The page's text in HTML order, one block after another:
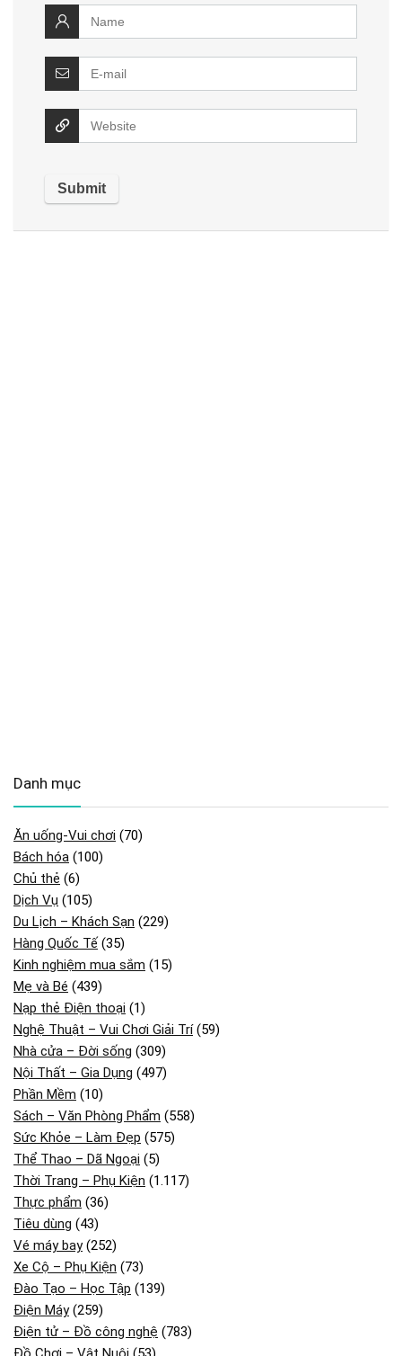
Danh mục
Ăn uống-Vui chơi (70)
Bách hóa (100)
Chủ thẻ (6)
Dịch Vụ (105)
Du Lịch – Khách Sạn (229)
Hàng Quốc Tế (35)
Kinh nghiệm mua sắm (15)
Mẹ và Bé (439)
Nạp thẻ Điện thoại (1)
Nghệ Thuật – Vui Chơi Giải Trí(59)
Nhà cửa – Đời sống (309)
Nội Thất – Gia Dụng (497)
Phần Mềm (10)
Sách – Văn Phòng Phẩm (558)
Sức Khỏe – Làm Đẹp (575)
Thể Thao – Dã Ngoại (5)
Thời Trang – Phụ Kiện (1.117)
Thực phẩm (36)
Tiêu dùng (43)
Vé máy bay(252)
Xe Cộ – Phụ Kiện (73)
Đào Tạo – Học Tập (139)
Điện Máy(259)
Điện tử – Đồ công nghệ (783)